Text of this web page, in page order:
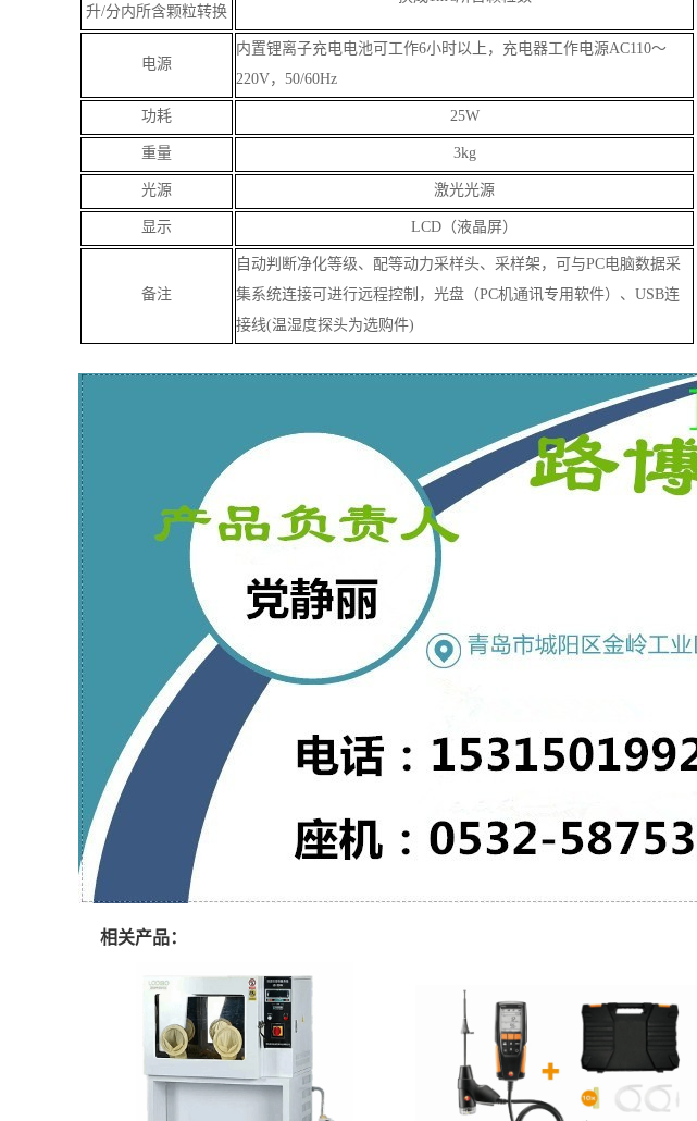
升/分内所含颗粒转换
电源
内置锂离子充电电池可工作6小时以上，充电器工作电源AC110～
220V，50/60Hz
功耗 25W
重量 3kg
光源 激光光源
显示 LCD（液晶屏）
备注
自动判断净化等级、配等动力采样头、采样架，
可与PC电脑数据采
集系统连接可进行远程控制，光盘（PC机通讯专用软件） 、USB连
接线(温湿度探头为选购件)
相关产品：